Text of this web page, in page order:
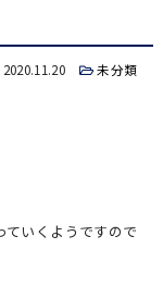
2020.11.20 未分類
いくようですので